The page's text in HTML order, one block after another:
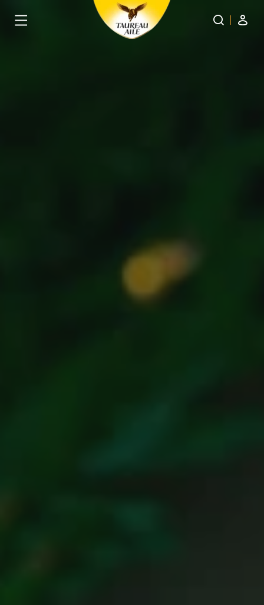
Panneau de gestion des cookies